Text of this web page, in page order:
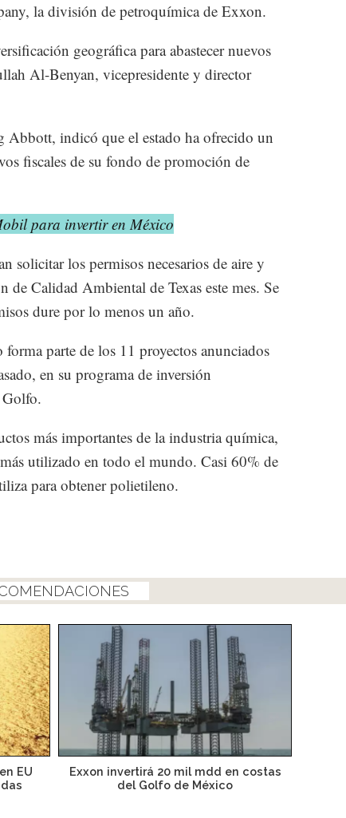
la división de petroquímica de Exxon.
geográfica para abastecer nuevos
Al-Benyan, vicepresidente y director
Abbott, indicó que el estado ha ofrecido un
fiscales de su fondo de promoción de
para invertir en México
los permisos necesarios de aire y
de Calidad Ambiental de Texas este mes. Se
dure por lo menos un año.
parte de los 11 proyectos anunciados
en su programa de inversión
más importantes de la industria química,
utilizado en todo el mundo. Casi 60% de
para obtener polietileno.
EU
Exxon invertirá 20 mil mdd en costas
del Golfo de México